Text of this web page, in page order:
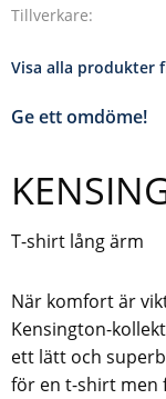
Tillverkare
Visa alla produkter
Ge ett omdöme!
T-shirt lång ärm
När komfort är
Kensington-
ett lätt och
för en t-shirt men